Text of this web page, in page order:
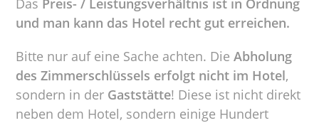
Das Preis- / Leistungsverhältnis ist in Ordnung
und man kann das Hotel recht gut erreichen.
Bitte nur auf eine Sache achten. DieAbholung
des Zimmerschlüssels erfolgt nicht im Hotel,
sondern in der Gaststätte! Diese ist nicht direkt
neben dem Hotel, sondern einige Hundert